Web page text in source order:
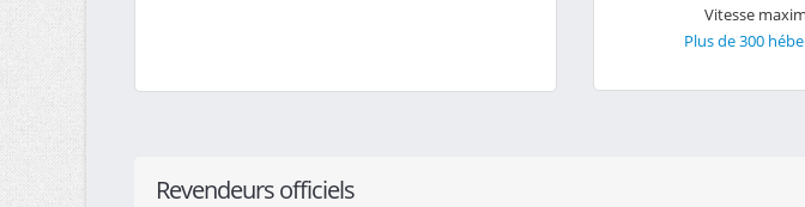
Vitesse
Plus de 300
Revendeurs officiels